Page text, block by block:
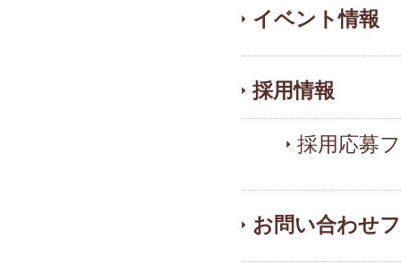
イベント情報
採用情報
採用応募
お問い合わせ